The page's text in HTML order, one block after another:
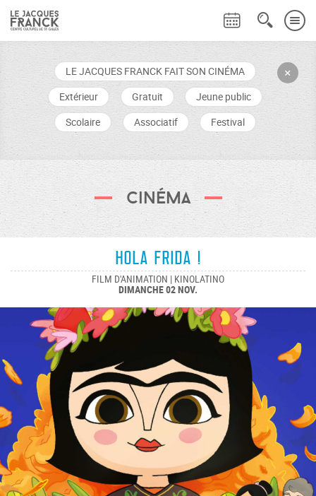
+
LE JACQUES FRANCK FAIT SON CINÉMA
Extérieur
Gratuit
Jeune public
Scolaire
Associatif Festival
Cinéma
Hola Frida !
FILM D'ANIMATION | KINOLATINO
DIMANCHE 02 NOV.